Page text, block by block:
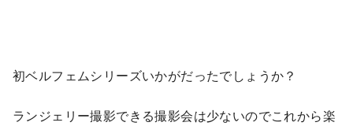
初ベルフェムシリーズいかがだったでしょうか？
ランジェリー撮影できる撮影会は少ないのでこれから楽